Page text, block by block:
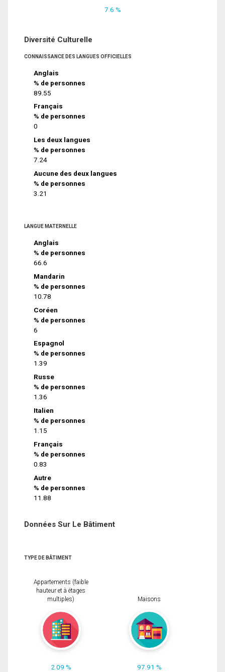
7.6 %
Diversité Culturelle
CONNAISSANCE DES LANGUES OFFICIELLES
Anglais
% de personnes
89.55
Français
% de personnes
0
Les deux langues
% de personnes
7.24
Aucune des deux langues
% de personnes
3.21
LANGUE MATERNELLE
Anglais
% de personnes
66.6
Mandarin
% de personnes
10.78
Coréen
% de personnes
6
Espagnol
% de personnes
1.39
Russe
% de personnes
1.36
Italien
% de personnes
1.15
Français
% de personnes
0.83
Autre
% de personnes
11.88
Données Sur Le Bâtiment
TYPE DE BÂTIMENT
Appartements (faible
hauteur et à étages
multiples)
2.09 %
Maisons
97.91 %